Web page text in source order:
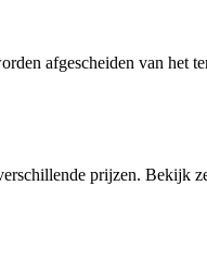
afgescheiden van het
prijzen. Bekijk